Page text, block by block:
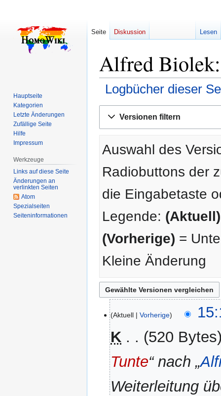
Alfred Biolek:
Logbücher dieser
Navigation
Suche
Versionen filtern
Auswahl des
Radiobuttons der
die Eingabetaste
Legende: (Aktuell)
(Vorherige) =
Kleine Änderung
Februar
2010
Aktuell Vorherige
K
520 Bytes
Tunte“ nach „
Weiterleitung
Seite Diskussion Lesen
Hauptseite
Kategorien
Letzte Änderungen
Zufällige Seite
Hilfe
Impressum
Werkzeuge
Links auf diese Seite
Änderungen an
verlinkten Seiten
Atom
Spezialseiten
Seiten­­informationen